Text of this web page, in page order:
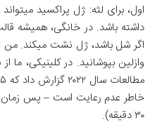
اول، برای لثه: ژل پراکسید
داشته باشد. در خانگی، همیشه
اگر شل باشد، ژل نشت میکند. من
وازلین بپوشانید. در کلینیکی،
خاطر عدم رعایت است – پس زمان
۳۰ دقیقه).